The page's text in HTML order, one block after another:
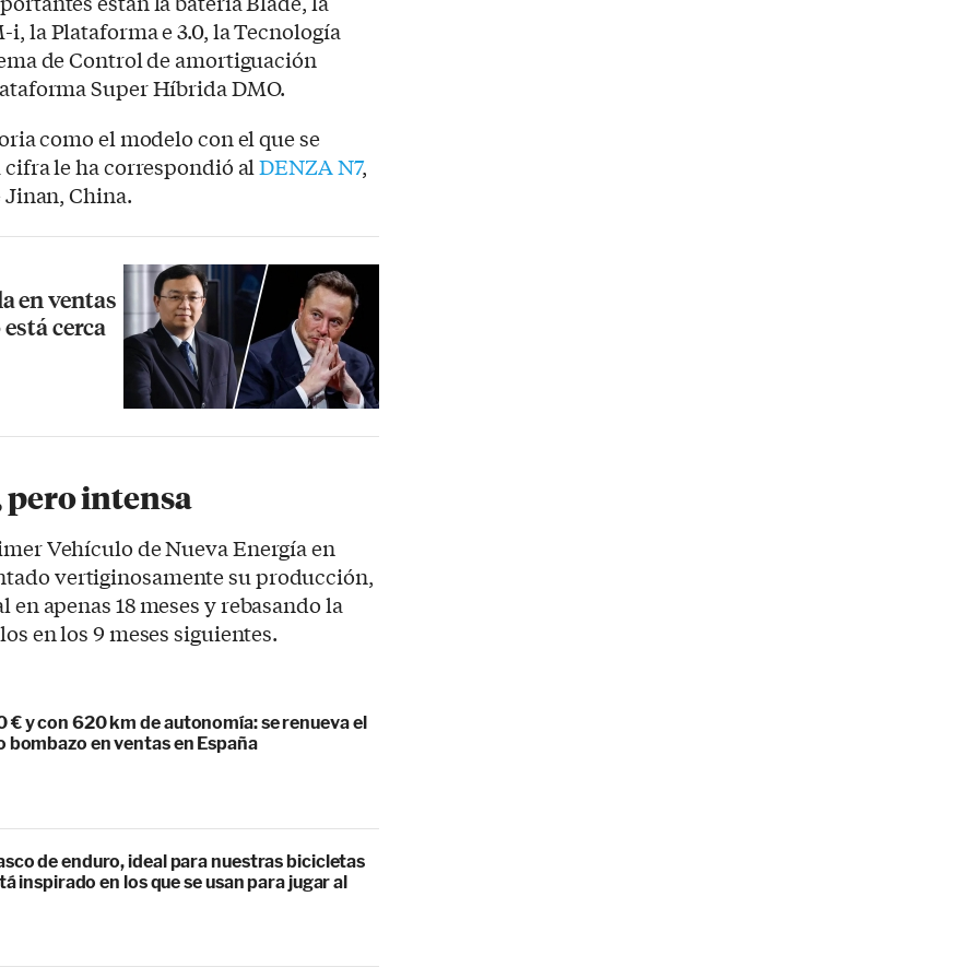
la Plataforma e 3.0, la Tecnología
de Control de amortiguación
Super Híbrida DMO.
como el modelo con el que se
le ha correspondió alDENZA N7,
Jinan, China.
en ventas
cerca
pero intensa
Vehículo de Nueva Energía en
vertiginosamente su producción,
apenas 18 meses y rebasando la
en los 9 meses siguientes.
€ y con 620 km de autonomía: se renueva el
bombazo en ventas en España
de enduro, ideal para nuestras bicicletas
inspirado en los que se usan para jugar al